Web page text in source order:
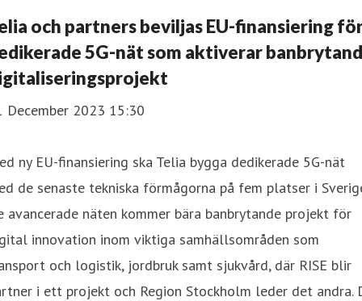
och partners beviljas EU-finansiering
5G-nät som aktiverar
December 2023 15:30
ny EU-finansiering ska Telia bygga dedikerade 5G-nät
de senaste tekniska förmågorna på fem platser i
avancerade näten kommer bära banbrytande projekt för
innovation inom viktiga samhällsområden som
och logistik, jordbruk samt sjukvård, där RISE blir
i ett projekt och Region Stockholm leder det andra.